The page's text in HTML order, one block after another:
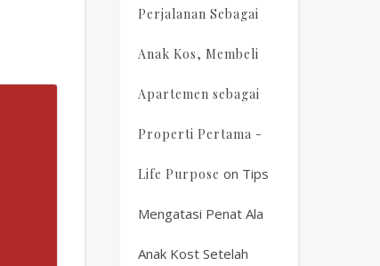
Perjalanan Sebagai
Anak Kos, Membeli
Apartemen sebagai
Properti Pertama -
Life Purpose on Tips
Mengatasi Penat Ala
Anak Kost Setelah